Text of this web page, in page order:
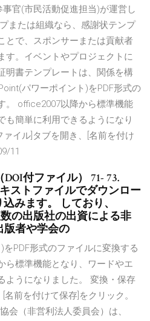
官(市民活動促進担当)が運営し
または組織なら、感謝状テンプ
とで、スポンサーまたは貢献者
す。イベントやプロジェクトに
明書テンプレートは、関係を構
パワーポイント)をPDF形式の
。 office2007以降から標準機能
も簡単に利用できるようになり
イル]タブを開き、[名前を付け
11
付ファイル） 71- 73.
ストファイルでダウンロー
みます。 しており、
の出版社の出資による非
版者や学会の
PDF形式のファイルに変換する
ら標準機能となり、ワードやエ
ようになりました。 変換・保存
前を付けて保存]をクリック。
会（非営利法人委員会）は、